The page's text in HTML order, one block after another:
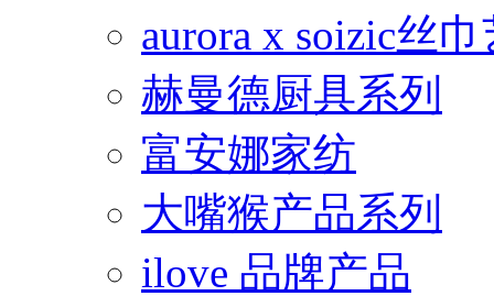
aurora x soizic丝
赫曼德厨具系列
富安娜家纺
大嘴猴产品系列
ilove 品牌产品